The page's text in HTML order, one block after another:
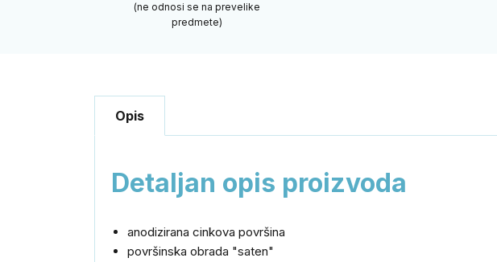
(ne odnosi se na prevelike
predmete)
Opis
Detaljan opis proizvoda
anodizirana cinkova površina
površinska obrada "saten"